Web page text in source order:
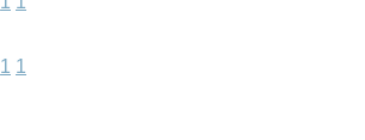
1 1